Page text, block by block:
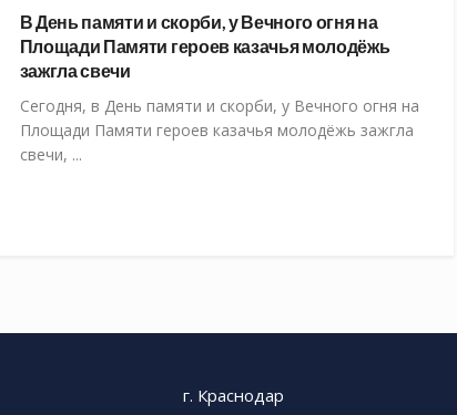
В День памяти и скорби, у Вечного огня на
Площади Памяти героев казачья молодёжь
зажгла свечи
Сегодня, в День памяти и скорби, у Вечного огня на
Площади Памяти героев казачья молодёжь зажгла
свечи, ...
г. Краснодар